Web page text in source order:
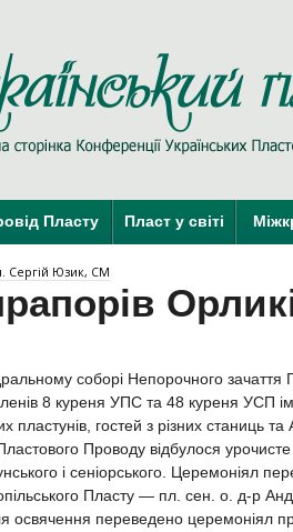
Пласту Пласт у світі
Сергій Юзик, СМ
соборі Непорочного зачаття
8 куреня УПС та 48 куреня УСП
пластунів, гостей з різних станиць та
Проводу відбулося
і сеніорського. Церемоніял
Пласту — пл. сен. о. д-р
освячення переведено церемоніял